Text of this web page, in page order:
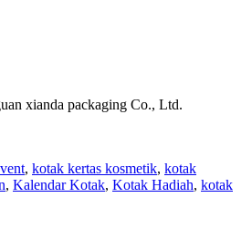
xianda packaging Co., Ltd.
, kotak kertas kosmetik, kotak
, Kalendar Kotak, Kotak Hadiah, kotak